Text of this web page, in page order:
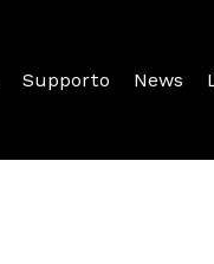
Supporto News